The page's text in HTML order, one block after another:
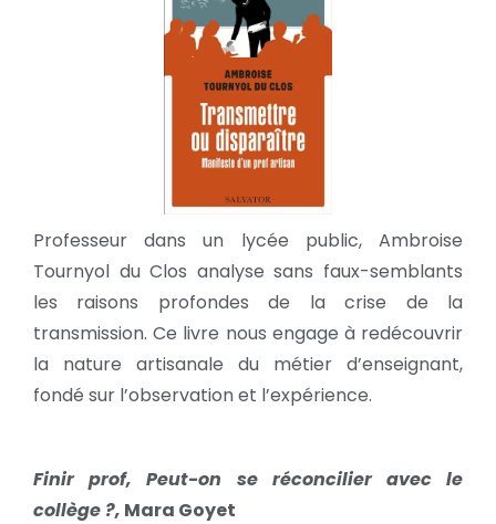
Professeur dans un lycée public, Ambroise
Tournyol du Clos analyse sans faux-semblants
les raisons profondes de la crise de la
transmission. Ce livre nous engage à redécouvrir
la nature artisanale du métier d’enseignant,
fondé sur l’observation et l’expérience.
Finir prof, Peut-on se réconcilier avec le
collège ?, Mara Goyet